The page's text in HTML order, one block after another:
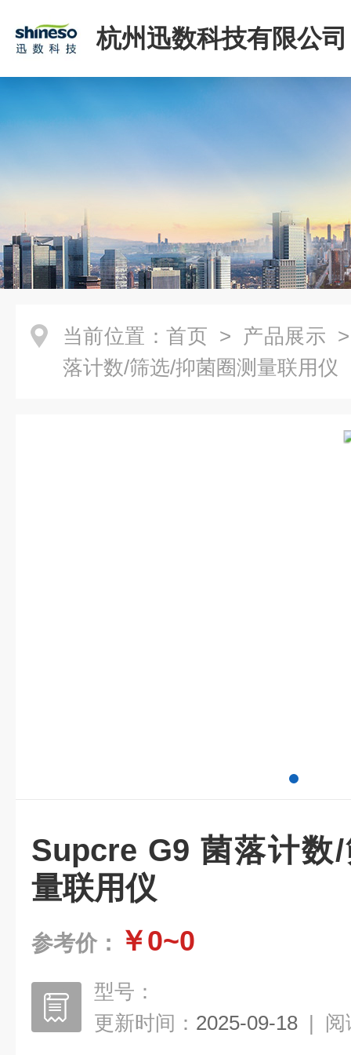
杭州迅数科技有限公司
当前位置： 首页 > 产品展示
落计数/筛选/抑菌圈测量联用仪
Supcre G9 菌落计数
量联用仪
参考价： ￥0~0
型号：
更新时间： 2025-09-18 | 阅